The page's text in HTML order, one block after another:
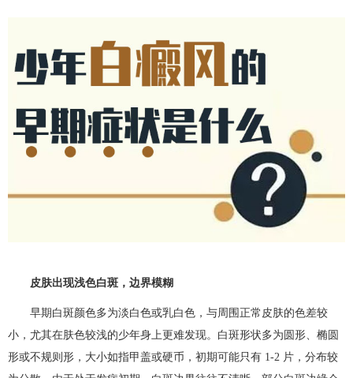
皮肤出现浅色白斑，边界模糊​
早期白斑颜色多为淡白色或乳白色，与周围正常皮肤的色差较
小，尤其在肤色较浅的少年身上更难发现。白斑形状多为圆形、椭圆
形或不规则形，大小如指甲盖或硬币，初期可能只有 1-2 片，分布较